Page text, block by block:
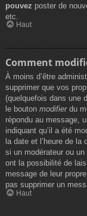
pouvez poster de
etc.
Haut
Comment
À moins d’être
supprimer que vos
(quelquefois dans une
le bouton modifierdu
répondu au message,
indiquant qu’il a été
la date et l’heure de la
si un modérateur ou
ont la possibilité de
message de leur
pas supprimer un
Haut